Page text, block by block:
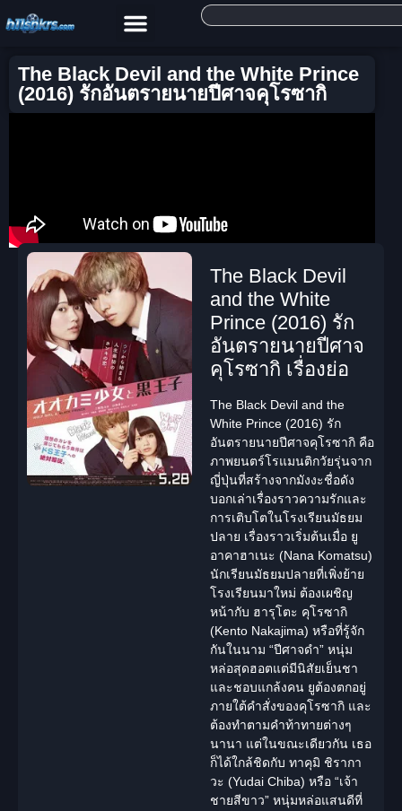
The Black Devil and the White Prince
(2016) รักอันตรายนายปีศาจคุโรซากิ
The Black Devil
and the White
Prince (2016) รัก
อันตรายนายปีศาจ
คุโรซากิ เรื่องย่อ
The Black Devil and the
White Prince (2016) รัก
อันตรายนายปีศาจคุโรซากิ คือ
ภาพยนตร์โรแมนติกวัยรุ่นจาก
ญี่ปุ่นที่สร้างจากมังงะชื่อดัง
บอกเล่าเรื่องราวความรักและ
การเติบโตในโรงเรียนมัธยม
ปลาย เรื่องราวเริ่มต้นเมื่อ ยู
อาคาฮาเนะ (Nana Komatsu)
นักเรียนมัธยมปลายที่เพิ่งย้าย
โรงเรียนมาใหม่ ต้องเผชิญ
หน้ากับ ฮารุโตะ คุโรซากิ
(Kento Nakajima) หรือที่รู้จัก
กันในนาม “ปีศาจดำ” หนุ่ม
หล่อสุดฮอตแต่มีนิสัยเย็นชา
และชอบแกล้งคน ยูต้องตกอยู่
ภายใต้คำสั่งของคุโรซากิ และ
ต้องทำตามคำท้าทายต่างๆ
นานา แต่ในขณะเดียวกัน เธอ
ก็ได้ใกล้ชิดกับ ทาคุมิ ชิรากา
วะ (Yudai Chiba) หรือ “เจ้า
ชายสีขาว” หนุ่มหล่อแสนดีที่